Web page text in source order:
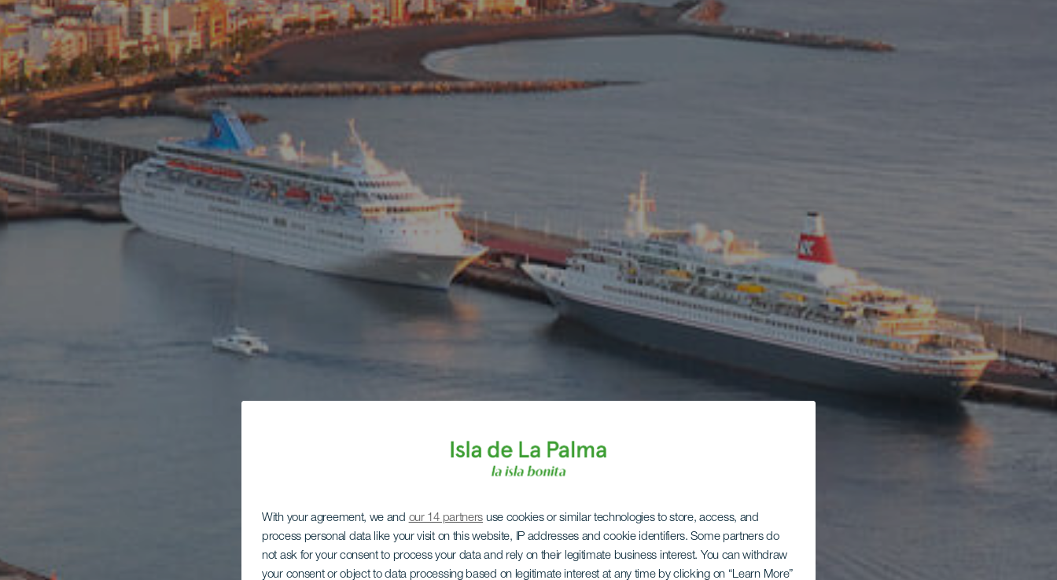
With your agreement, we and our 14 partners use cookies or similar technologies to store, access, and
process personal data like your visit on this website, IP addresses and cookie identifiers. Some partners do
not ask for your consent to process your data and rely on their legitimate business interest. You can withdraw
your consent or object to data processing based on legitimate interest at any time by clicking on “Learn More”